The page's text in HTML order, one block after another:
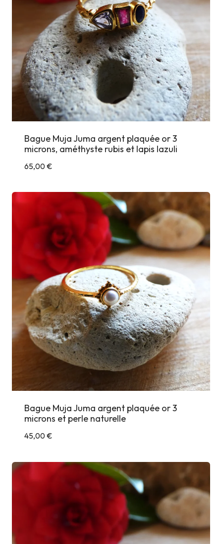
Bague Muja Juma argent plaquée or 3
microns, améthyste rubis et lapis lazuli
65,00€
Bague Muja Juma argent plaquée or 3
microns et perle naturelle
45,00€